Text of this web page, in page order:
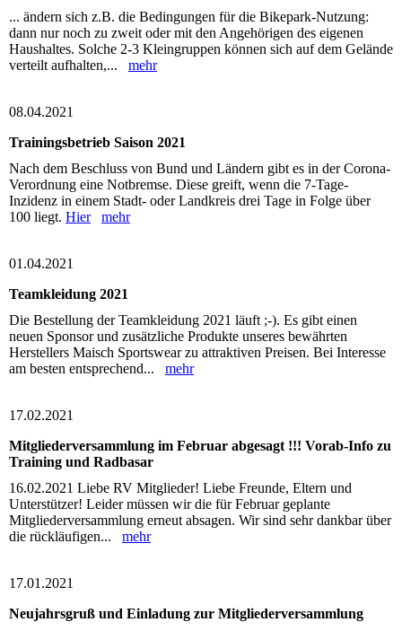
... ändern sich z.B. die Bedingungen für die Bikepark-Nutzung:
dann nur noch zu zweit oder mit den Angehörigen des eigenen
Haushaltes. Solche 2-3 Kleingruppen können sich auf dem Gelände
verteilt aufhalten,... mehr
08.04.2021
Trainingsbetrieb Saison 2021
Nach dem Beschluss von Bund und Ländern gibt es in der Corona-
Verordnung eine Notbremse. Diese greift, wenn die 7-Tage-
Inzidenz in einem Stadt- oder Landkreis drei Tage in Folge über
100 liegt. Hier mehr
01.04.2021
Teamkleidung 2021
Die Bestellung der Teamkleidung 2021 läuft ;-). Es gibt einen
neuen Sponsor und zusätzliche Produkte unseres bewährten
Herstellers Maisch Sportswear zu attraktiven Preisen. Bei Interesse
am besten entsprechend... mehr
17.02.2021
Mitgliederversammlung im Februar abgesagt !!! Vorab-Info zu
Training und Radbasar
16.02.2021 Liebe RV Mitglieder! Liebe Freunde, Eltern und
Unterstützer! Leider müssen wir die für Februar geplante
Mitgliederversammlung erneut absagen. Wir sind sehr dankbar über
die rückläufigen... mehr
17.01.2021
Neujahrsgruß und Einladung zur Mitgliederversammlung